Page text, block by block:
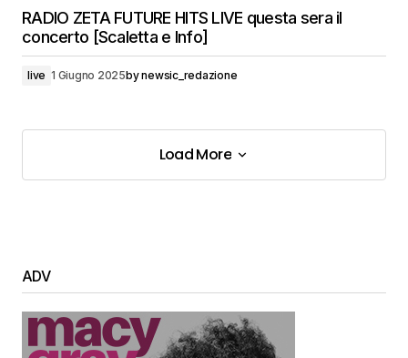
RADIO ZETA FUTURE HITS LIVE questa sera il
concerto [Scaletta e Info]
live 1 Giugno 2025bynewsic_redazione
Load More
Load More
ADV